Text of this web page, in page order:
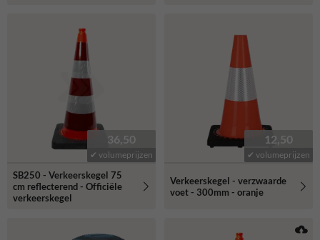
36,50
✔ volumeprijzen
SB250 - Verkeerskegel 75
cm reflecterend - Officiële
verkeerskegel
12,50
✔ volumeprijzen
Verkeerskegel - verzwaarde
voet - 300mm - oranje